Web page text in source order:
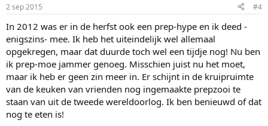
2 sep 2015 #4
In 2012 was er in de herfst ook een prep-hype en ik deed -
enigszins- mee. Ik heb het uiteindelijk wel allemaal
opgekregen, maar dat duurde toch wel een tijdje nog! Nu ben
ik prep-moe jammer genoeg. Misschien juist nu het moet,
maar ik heb er geen zin meer in. Er schijnt in de kruipruimte
van de keuken van vrienden nog ingemaakte prepzooi te
staan van uit de tweede wereldoorlog. Ik ben benieuwd of dat
nog te eten is!